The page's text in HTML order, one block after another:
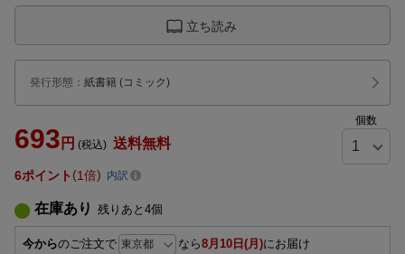
立ち読み
発行形態 ： 紙書籍 (コミック)
693 円 (税込) 送料無料
個数
6ポイント 1倍 内訳
在庫あり 残りあと 4個
今からのご注文で なら8月10日(月)にお届け